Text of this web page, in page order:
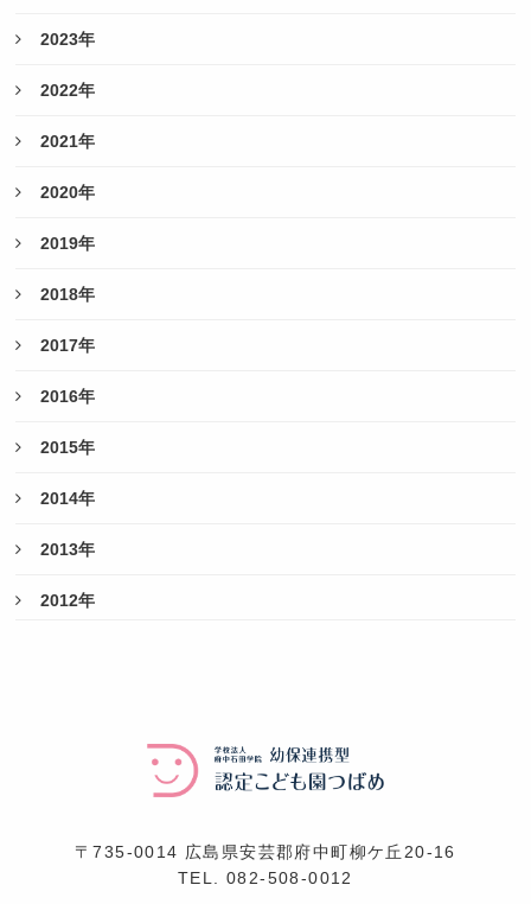
2023年
2022年
2021年
2020年
2019年
2018年
2017年
2016年
2015年
2014年
2013年
2012年
〒735-0014 広島県安芸郡府中町柳ケ丘20-16
TEL.082-508-0012